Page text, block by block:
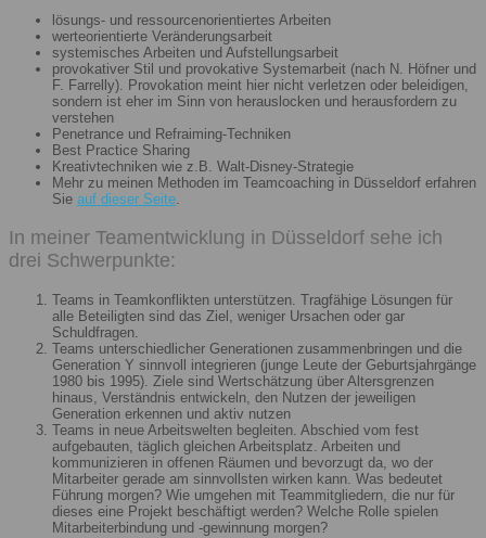
lösungs- und ressourcenorientiertes Arbeiten
werteorientierte Veränderungsarbeit
systemisches Arbeiten und Aufstellungsarbeit
provokativer Stil und provokative Systemarbeit (nach N. Höfner und
F. Farrelly). Provokation meint hier nicht verletzen oder beleidigen,
sondern ist eher im Sinn von herauslocken und herausfordern zu
verstehen
Penetrance und Refraiming-Techniken
Best Practice Sharing
Kreativtechniken wie z.B. Walt-Disney-Strategie
Mehr zu meinen Methoden im Teamcoaching in Düsseldorf erfahren
Sie auf dieser Seite.
In meiner Teamentwicklung in Düsseldorf sehe ich
drei Schwerpunkte:
Teams in Teamkonflikten unterstützen. Tragfähige Lösungen für
alle Beteiligten sind das Ziel, weniger Ursachen oder gar
Schuldfragen.
Teams unterschiedlicher Generationen zusammenbringen und die
Generation Y sinnvoll integrieren (junge Leute der Geburtsjahrgänge
1980 bis 1995). Ziele sind Wertschätzung über Altersgrenzen
hinaus, Verständnis entwickeln, den Nutzen der jeweiligen
Generation erkennen und aktiv nutzen
Teams in neue Arbeitswelten begleiten. Abschied vom fest
aufgebauten, täglich gleichen Arbeitsplatz. Arbeiten und
kommunizieren in offenen Räumen und bevorzugt da, wo der
Mitarbeiter gerade am sinnvollsten wirken kann. Was bedeutet
Führung morgen? Wie umgehen mit Teammitgliedern, die nur für
dieses eine Projekt beschäftigt werden? Welche Rolle spielen
Mitarbeiterbindung und -gewinnung morgen?